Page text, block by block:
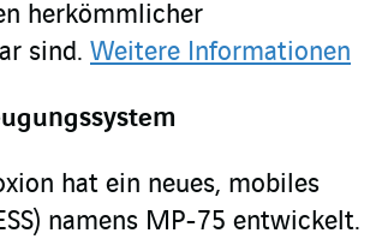
herkömmlicher
sind. Weitere Informationen
hat ein neues, mobiles
namens MP-75 entwickelt.